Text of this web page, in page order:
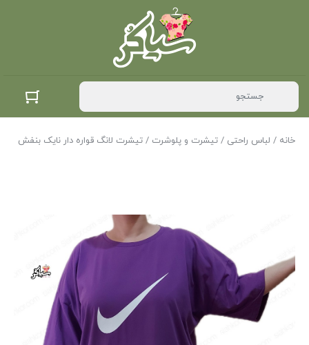
خانه / لباس راحتی / تیشرت و پلوشرت / تیشرت لانگ قواره دار نایک بنفش